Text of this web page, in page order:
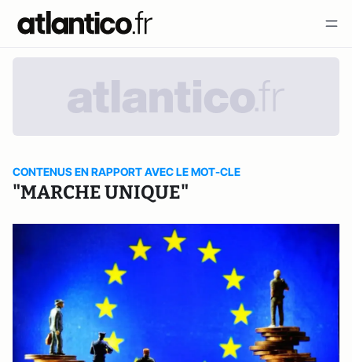
CONTENUS EN RAPPORT AVEC LE MOT-CLE
"MARCHE UNIQUE"